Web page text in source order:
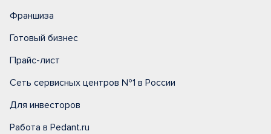
Франшиза
Готовый бизнес
Прайс-лист
Сеть сервисных центров №1 в России
Для инвесторов
Работа в Pedant.ru